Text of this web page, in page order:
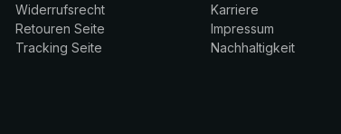
Widerrufsrecht
Retouren Seite
Tracking Seite
Karriere
Impressum
Nachhaltigkeit